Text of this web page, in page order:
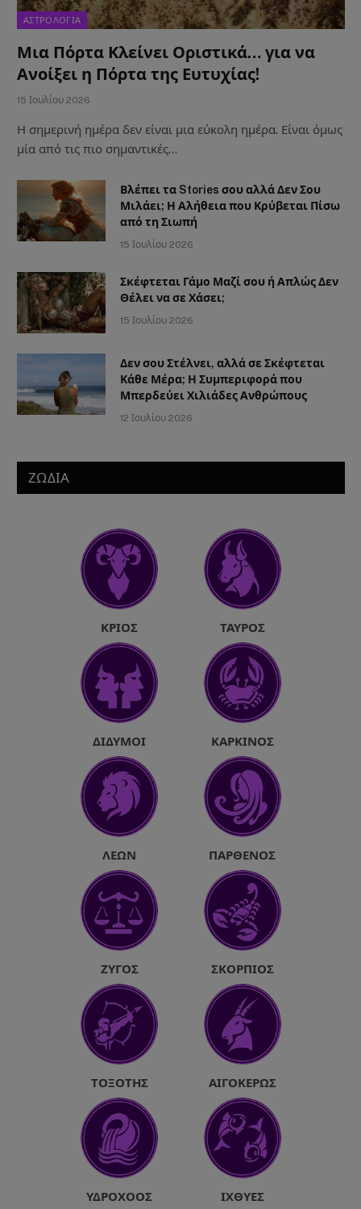
ΑΣΤΡΟΛΟΓΙΑ
Μια Πόρτα Κλείνει Οριστικά… για να
Ανοίξει η Πόρτα της Ευτυχίας!
15 Ιουλίου 2026
Η σημερινή ημέρα δεν είναι μια εύκολη ημέρα. Είναι όμως
μία από τις πιο σημαντικές…
Βλέπει τα Stories σου αλλά Δεν Σου
Μιλάει; Η Αλήθεια που Κρύβεται Πίσω
από τη Σιωπή
15 Ιουλίου 2026
Σκέφτεται Γάμο Μαζί σου ή Απλώς Δεν
Θέλει να σε Χάσει;
15 Ιουλίου 2026
Δεν σου Στέλνει, αλλά σε Σκέφτεται
Κάθε Μέρα; Η Συμπεριφορά που
Μπερδεύει Χιλιάδες Ανθρώπους
12 Ιουλίου 2026
ΖΩΔΙΑ
ΚΡΙΌΣ ΤΑΎΡΟΣ
ΔΊΔΥΜΟΙ ΚΑΡΚΊΝΟΣ
ΛΈΩΝ ΠΑΡΘΈΝΟΣ
ΖΥΓΌΣ ΣΚΟΡΠΙΌΣ
ΤΟΞΌΤΗΣ ΑΙΓΌΚΕΡΩΣ
ΥΔΡΟΧΌΟΣ ΙΧΘΎΕΣ